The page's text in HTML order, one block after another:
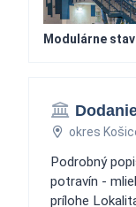
Modulárne
okres
Podrobný
potravín -
prílohe